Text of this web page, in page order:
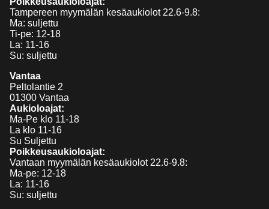
Tampereen myymälän kesäaukiolot 22.6-9.8:
Ma: suljettu
Ti-pe: 12-18
La: 11-16
Su: suljettu
Vantaa
Peltolantie 2
01300 Vantaa
Aukioloajat:
Ma-Pe klo 11-18
La klo 11-16
Su Suljettu
Poikkeusaukioloajat:
Vantaan myymälän kesäaukiolot 22.6-9.8:
Ma-pe: 12-18
La: 11-16
Su: suljettu